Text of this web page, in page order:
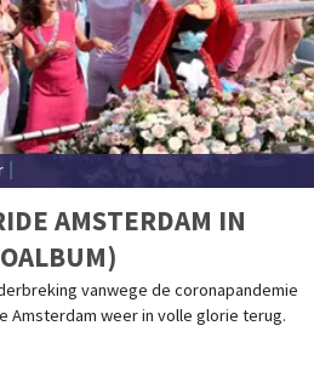
AMSTERDAM IN
vanwege de coronapandemie
Amsterdam weer in volle glorie terug.